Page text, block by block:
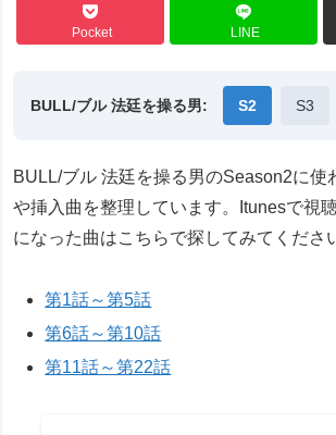
Pocket LINE
BULL/ブル 法廷を操る男: S2 S3
BULL/ブル 法廷を操る男のSeason2に使
や挿入曲を整理しています。Itunesで視
になった曲はこちらで探してみてくださ
第1話～第5話
第6話～第10話
第11話～第22話